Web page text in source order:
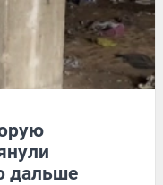
дальше